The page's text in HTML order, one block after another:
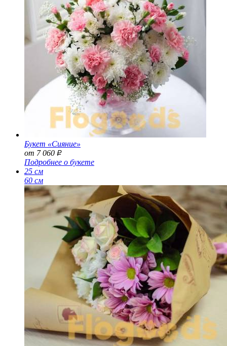
Букет «Сияние»
от 7 060 Р
Подробнее о букете
25 см
60 см